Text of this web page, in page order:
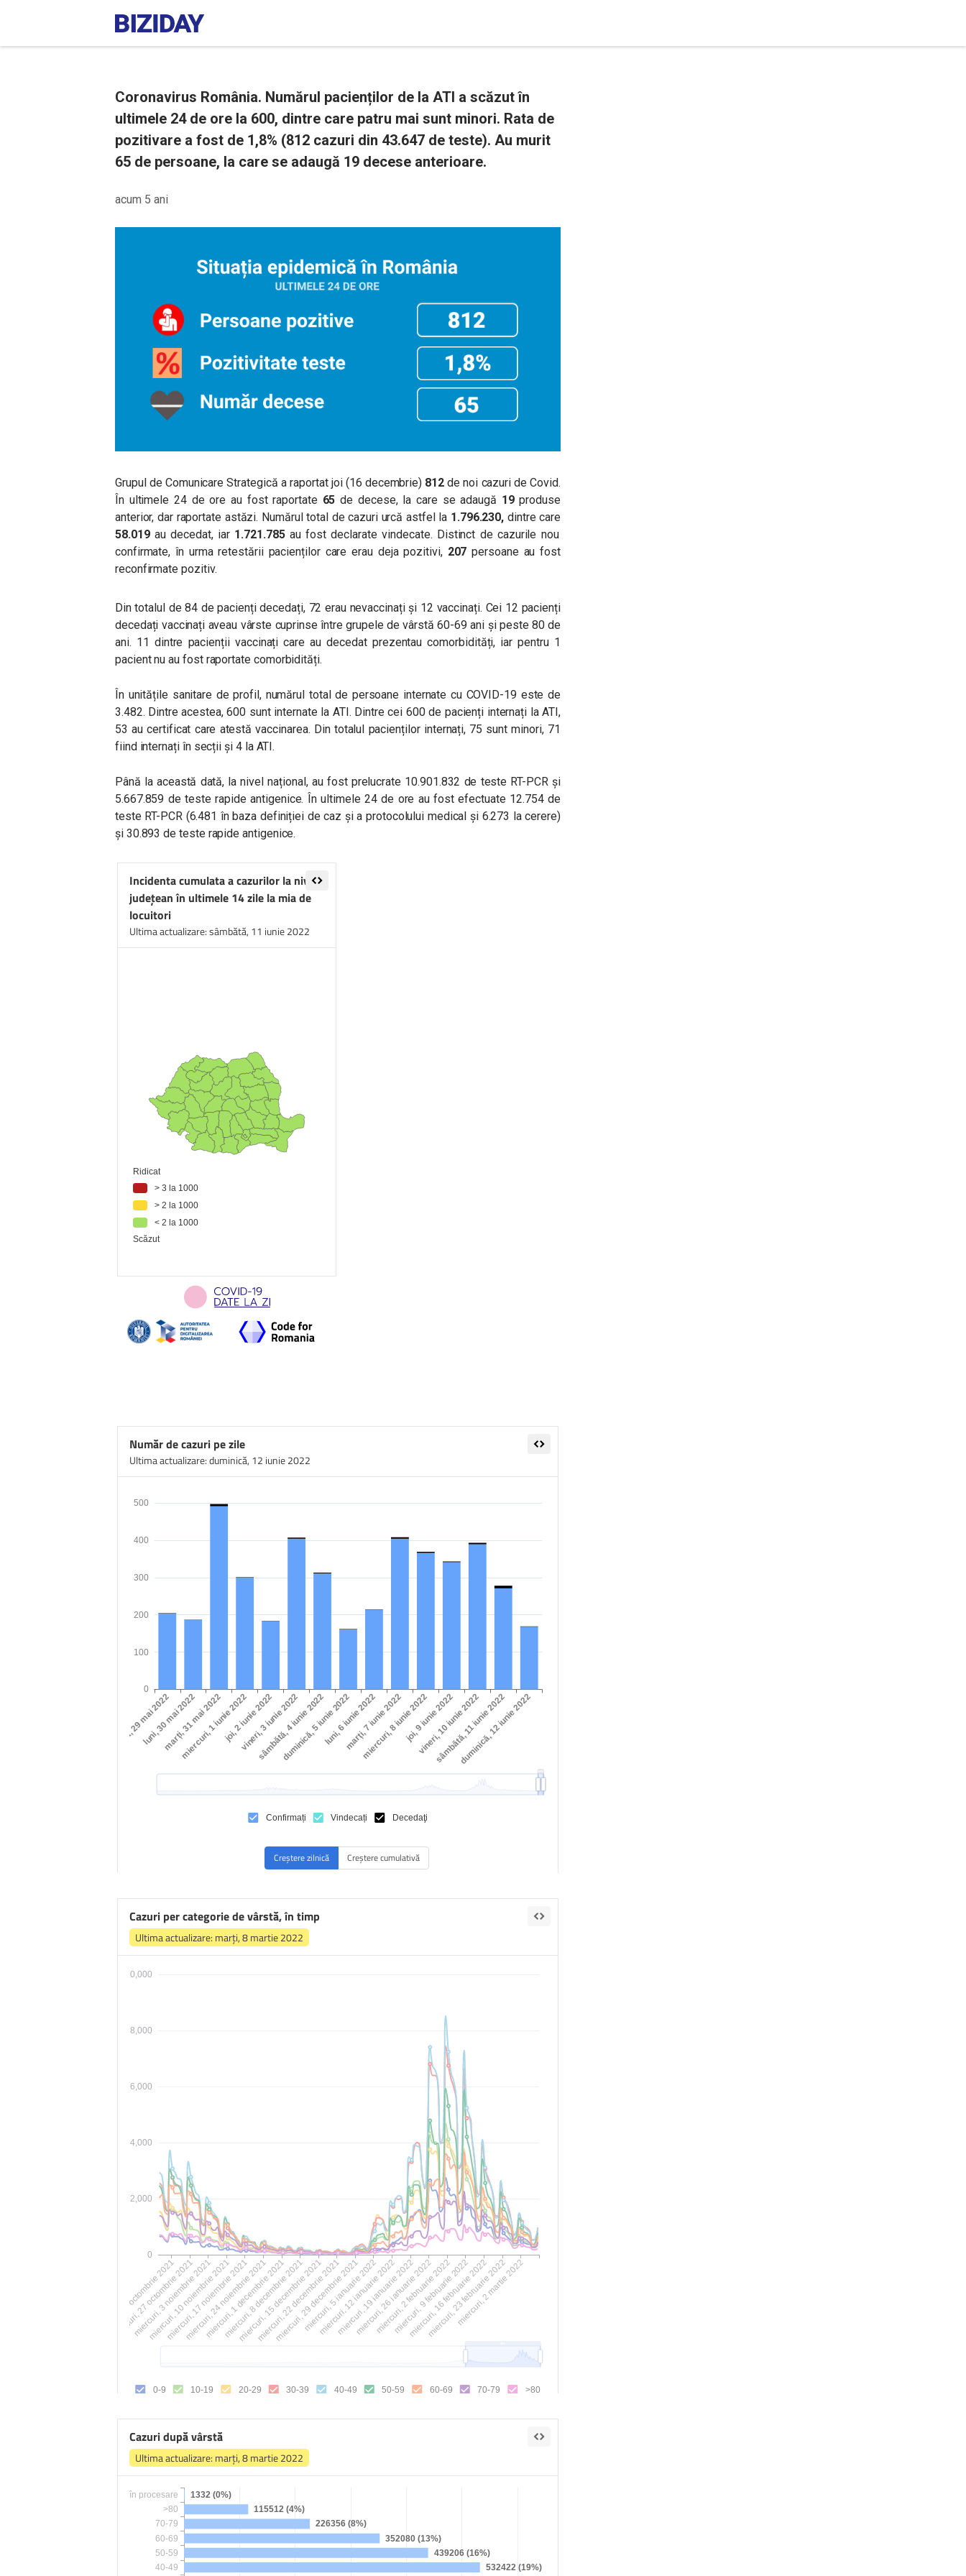
Coronavirus România. Numărul pacienților de la ATI a scăzut în
ultimele 24 de ore la 600, dintre care patru mai sunt minori. Rata de
pozitivare a fost de 1,8% (812 cazuri din 43.647 de teste). Au murit
65 de persoane, la care se adaugă 19 decese anterioare.
acum 5 ani
Grupul de Comunicare Strategică a raportat joi (16 decembrie) 812de noi cazuri de Covid.
În ultimele 24 de ore au fost raportate65de decese, la care se adaugă 19produse
anterior, dar raportate astăzi. Numărul total de cazuri urcă astfel la 1.796.230, dintre care
58.019 au decedat, iar1.721.785au fost declarate vindecate. Distinct de cazurile nou
confirmate, în urma retestării pacienților care erau deja pozitivi, 207persoane au fost
reconfirmate pozitiv.
Din totalul de 84 de pacienți decedați, 72 erau nevaccinați și 12 vaccinați. Cei 12 pacienți
decedați vaccinați aveau vârste cuprinse între grupele de vârstă 60-69 ani și peste 80 de
ani. 11 dintre pacienții vaccinați care au decedat prezentau comorbidități, iar pentru 1
pacient nu au fost raportate comorbidități.
În unitățile sanitare de profil, numărul total de persoane internate cu COVID-19 este de
3.482. Dintre acestea, 600 sunt internate la ATI. Dintre cei 600 de pacienți internați la ATI,
53 au certificat care atestă vaccinarea. Din totalul pacienților internați, 75 sunt minori, 71
fiind internați în secții și 4 la ATI.
Până la această dată, la nivel național, au fost prelucrate 10.901.832 de teste RT-PCR și
5.667.859 de teste rapide antigenice. În ultimele 24 de ore au fost efectuate 12.754 de
teste RT-PCR (6.481 în baza definiției de caz și a protocolului medical și 6.273 la cerere)
și 30.893 de teste rapide antigenice.